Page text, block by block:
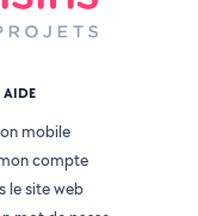
AIDE
mobile
compte
le site web